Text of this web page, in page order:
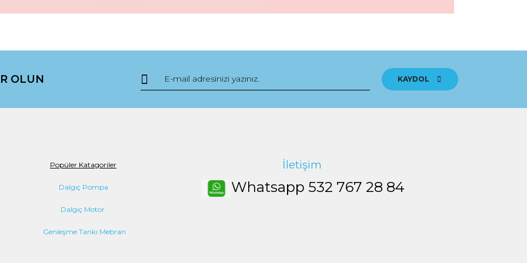
Yorum Yaz
OLUN KAYDOL
Popüler Katagoriler İletişim
Dalgıç Pompa Whatsapp 532 767 28 84
Dalgıç Motor
Genleşme Tankı Mebran